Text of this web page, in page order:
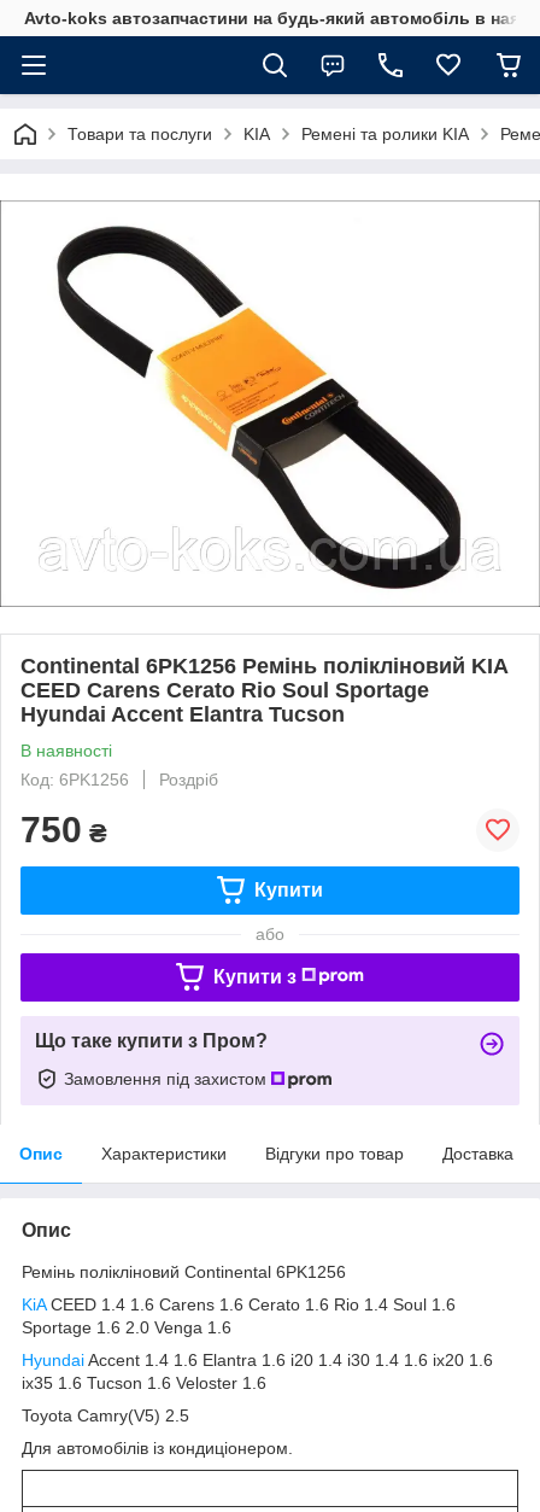
Avto-koks автозапчастини на будь-який автомобіль в
Товари та послуги KIA Ремені та ролики KIA
Continental 6PK1256 Ремінь полікліновий KIA
CEED Carens Cerato Rio Soul Sportage
Hyundai Accent Elantra Tucson
В наявності
Код: 6PK1256
Роздріб
750 ₴
Купити
або
Купити з
Що таке купити з Пром?
Замовлення під захистом
Опис Характеристики Відгуки про товар Доставка
Опис
Ремінь полікліновий Continental 6PK1256
KiACEED 1.4 1.6 Carens 1.6 Cerato 1.6 Rio 1.4 Soul 1.6
Sportage 1.6 2.0 Venga 1.6
HyundaiAccent 1.4 1.6 Elantra 1.6 i20 1.4 i30 1.4 1.6 ix20 1.6
ix35 1.6 Tucson 1.6 Veloster 1.6
Toyota Camry(V5) 2.5
Для автомобілів із кондиціонером.